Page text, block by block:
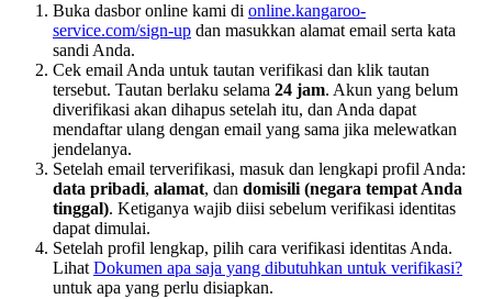
Buka dasbor online kami di online.kangaroo-
service.com/sign-up dan masukkan alamat email serta kata
sandi Anda.
Cek email Anda untuk tautan verifikasi dan klik tautan
tersebut. Tautan berlaku selama 24 jam. Akun yang belum
diverifikasi akan dihapus setelah itu, dan Anda dapat
mendaftar ulang dengan email yang sama jika melewatkan
jendelanya.
Setelah email terverifikasi, masuk dan lengkapi profil Anda:
data pribadi, alamat, dan domisili (negara tempat Anda
tinggal). Ketiganya wajib diisi sebelum verifikasi identitas
dapat dimulai.
Setelah profil lengkap, pilih cara verifikasi identitas Anda.
Lihat Dokumen apa saja yang dibutuhkan untuk verifikasi?
untuk apa yang perlu disiapkan.